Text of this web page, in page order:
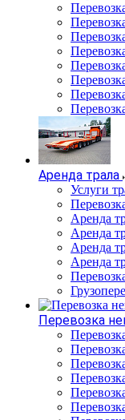
Аренда трала
Услуги
Аренда
Аренда
Аренда
Аренда
Перевозка